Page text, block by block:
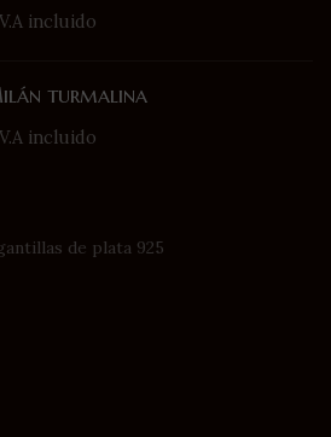
incluido
turmalina
incluido
de plata 925